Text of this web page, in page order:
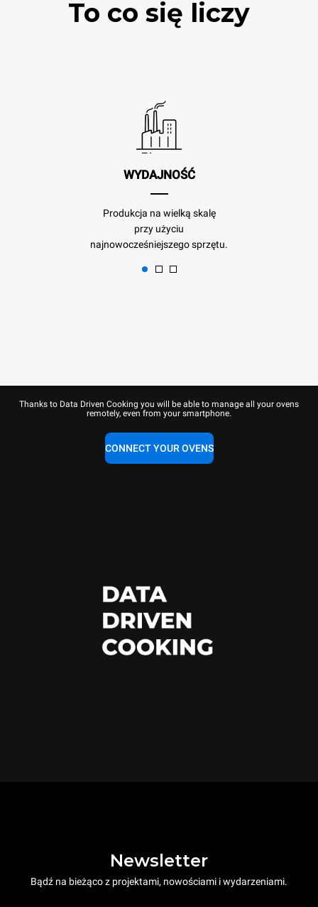
To co się liczy
WYDAJNOŚĆ
Produkcja na wielką skalę
przy użyciu
najnowocześniejszego sprzętu.
Thanks to Data Driven Cooking you will be able to manage all your ovens
remotely, even from your smartphone.
CONNECT YOUR OVENS
Newsletter
Bądź na bieżąco z projektami, nowościami i wydarzeniami.